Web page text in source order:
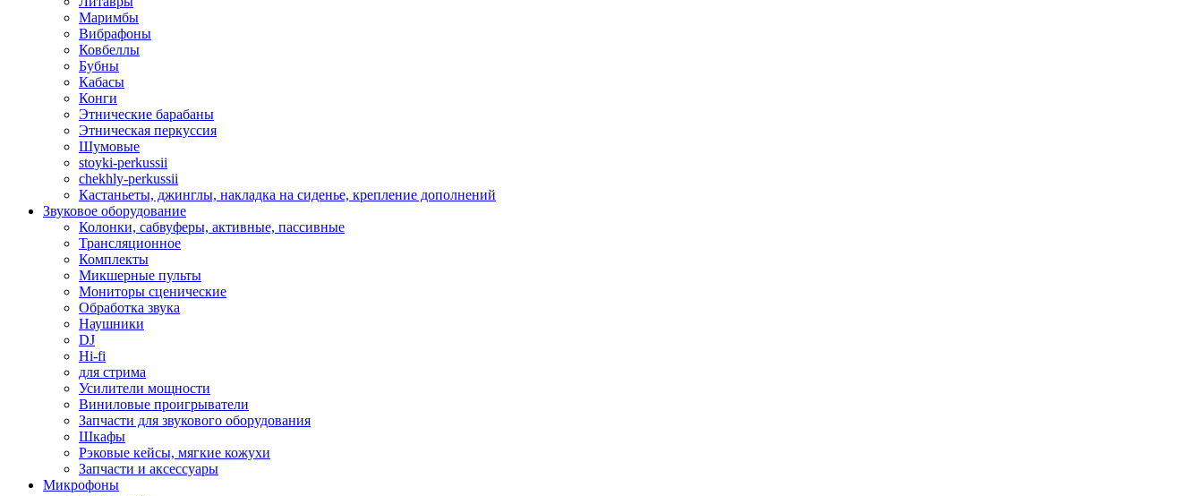
Маримбы
Вибрафоны
Ковбеллы
Бубны
Кабасы
Конги
Этнические барабаны
Этническая перкуссия
Шумовые
stoyki-perkussii
chekhly-perkussii
Кастаньеты, джинглы, накладка на сиденье, крепление дополнений
Звуковое оборудование
Колонки, сабвуферы, активные, пассивные
Трансляционное
Комплекты
Микшерные пульты
Мониторы сценические
Обработка звука
Наушники
DJ
Hi-fi
для стрима
Усилители мощности
Виниловые проигрыватели
Запчасти для звукового оборудования
Шкафы
Рэковые кейсы, мягкие кожухи
Запчасти и аксессуары
Микрофоны